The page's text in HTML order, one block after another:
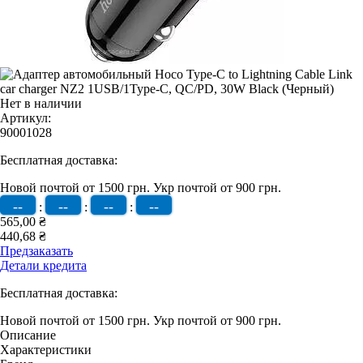
Нет в наличии
Артикул:
90001028
Бесплатная доставка:
Новой почтой от 1500 грн. Укр почтой от 900 грн.
-- : -- : -- : --
565,00 ₴
440,68 ₴
Предзаказать
Детали кредита
Бесплатная доставка:
Новой почтой от 1500 грн. Укр почтой от 900 грн.
Описание
Характеристики